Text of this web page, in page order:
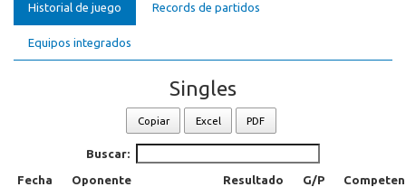
Historial de juego Records de partidos
Equipos integrados
Singles
Copiar Excel PDF
Buscar:
Fecha Oponente Resultado G/P